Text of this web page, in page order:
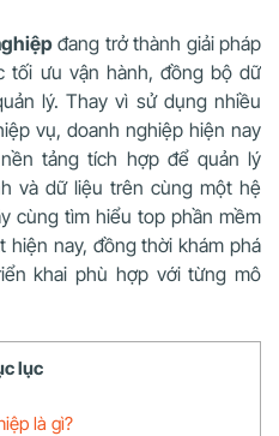
đang trở thành giải pháp
tối ưu vận hành, đồng bộ dữ
lý. Thay vì sử dụng nhiều
vụ, doanh nghiệp hiện nay
tảng tích hợp để quản lý
và dữ liệu trên cùng một hệ
cùng tìm hiểu top phần mềm
hiện nay, đồng thời khám phá
khai phù hợp với từng mô
lục
là gì?